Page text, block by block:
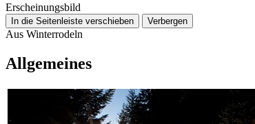
Erscheinungsbild
In die Seitenleiste verschieben Verbergen
Aus Winterrodeln
Allgemeines